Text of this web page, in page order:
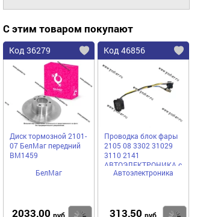
С этим товаром покупают
Код 36279
Диск тормозной 2101-
07 БелМаг передний
BM1459
БелМаг
2033,00 руб
Код 46856
Проводка блок фары
2105 08 3302 31029
3110 2141
АВТОЭЛЕКТРОНИКА с
патроном
Автоэлектроника
313,50 руб